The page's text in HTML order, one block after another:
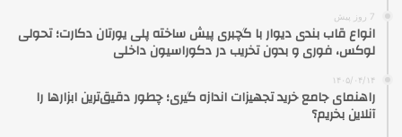
7 روز پیش
انواع قاب بندی دیوار با گچبری پیش ساخته پلی یورتان دکارت؛ تحولی
لوکس، فوری و بدون تخریب در دکوراسیون داخلی
۱۴۰۵/۰۴/۱۴
راهنمای جامع خرید تجهیزات اندازه گیری؛ چطور دقیق‌ترین ابزارها را
آنلاین بخریم؟